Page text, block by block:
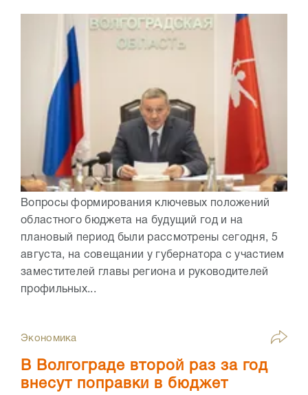
Вопросы формирования ключевых положений
областного бюджета на будущий год и на
плановый период были рассмотрены сегодня, 5
августа, на совещании у губернатора с участием
заместителей главы региона и руководителей
профильных...
Экономика
В Волгограде второй раз за год
внесут поправки в бюджет